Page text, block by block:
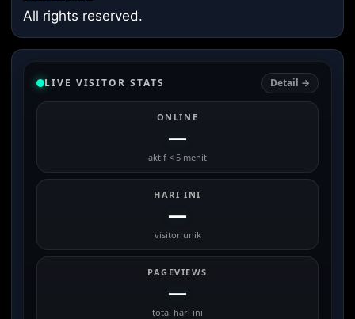
All rights reserved.
LIVE VISITOR STATS Detail →
ONLINE
—
aktif < 5 menit
HARI INI
—
visitor unik
PAGEVIEWS
—
total hari ini